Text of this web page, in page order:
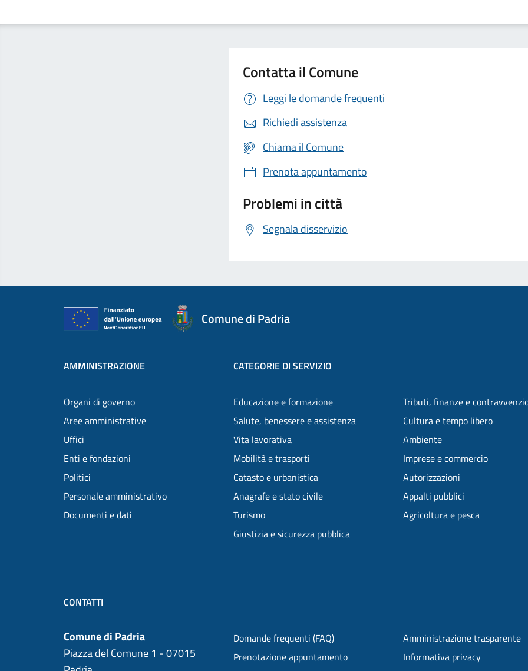
Contatta il Comune
Leggi le domande frequenti
Richiedi assistenza
Chiama il Comune
Prenota appuntamento
Problemi in città
Segnala disservizio
Comune di Padria
AMMINISTRAZIONE
Organi di governo
Aree amministrative
Uffici
Enti e fondazioni
Politici
Personale amministrativo
Documenti e dati
CATEGORIE DI SERVIZIO
Educazione e formazione
Salute, benessere e assistenza
Vita lavorativa
Mobilità e trasporti
Catasto e urbanistica
Anagrafe e stato civile
Turismo
Giustizia e sicurezza pubblica
Tributi, finanze e
Cultura e tempo libero
Ambiente
Imprese e commercio
Autorizzazioni
Appalti pubblici
Agricoltura e pesca
CONTATTI
Comune di Padria
Piazza del Comune 1 - 07015
Domande frequenti (FAQ)
Prenotazione appuntamento
Amministrazione trasparente
Informativa privacy